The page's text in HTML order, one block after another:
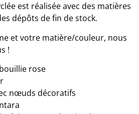
est réalisée avec des matières
dépôts de fin de stock.
et votre matière/couleur, nous
!
rose
nœuds décoratifs